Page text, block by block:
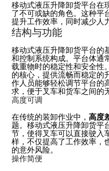
移动式液压升降卸货平台在
了不可或缺的角色。这种平
提升工作效率，同时减少人
结构与功能
移动式液压升降卸货平台的
和控制系统构成。平台体通
载重物时的稳定性和安全性
的核心，提供流畅而稳定的
作人员能够轻松调节平台的
求，便于叉车和货车之间的
高度可调
在传统的装卸作业中， 高度
题。移动式液压升降卸货平
节，使得叉车可以直接驶入
样，不仅提高了工作效率，
的意外风险。
操作简便